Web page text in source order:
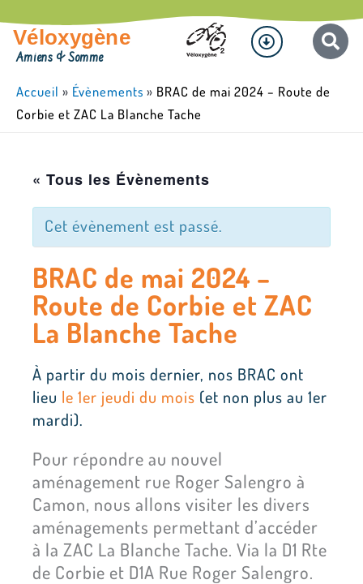
au
contenu
Véloxygène
Amiens & Somme
Menu
Accueil » Évènements » BRAC de mai 2024 – Route de
Corbie et ZAC La Blanche Tache
« Tous les Évènements
Cet évènement est passé.
BRAC de mai 2024 –
Route de Corbie et ZAC
La Blanche Tache
À partir du mois dernier, nos BRAC ont
lieu le 1er jeudi du mois (et non plus au 1er
mardi).
Pour répondre au nouvel
aménagement rue Roger Salengro à
Camon, nous allons visiter les divers
aménagements permettant d’accéder
à la ZAC La Blanche Tache. Via la D1 Rte
de Corbie et D1A Rue Roger Salengro.